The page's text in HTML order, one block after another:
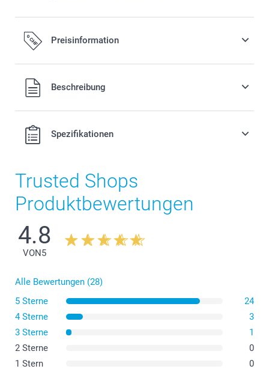
Preisinformation
Alle Preise verstehen sich in Schweizer Franken (CHF) inkl.
MwSt. und zzgl. Versandkosten.
Beschreibung
Spezifikationen
Trusted Shops
Produktbewertungen
4.8
VON 5
Alle Bewertungen (28)
5 Sterne
24
4 Sterne
3
3 Sterne
1
2 Sterne
0
1 Stern
0